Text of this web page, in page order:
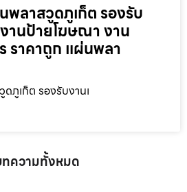
ลาสวูดภูเก็ต รองรับ
านป้ายโฆษณา งาน
ราคาถูก แผ่นพลา
ภูเก็ต รองรับงานเ
ความทั้งหมด